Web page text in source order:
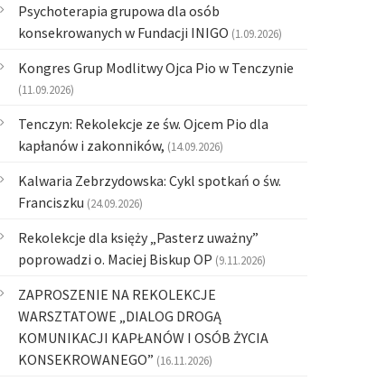
Psychoterapia grupowa dla osób
konsekrowanych w Fundacji INIGO (1.09.2026)
Kongres Grup Modlitwy Ojca Pio w Tenczynie
(11.09.2026)
Tenczyn: Rekolekcje ze św. Ojcem Pio dla
kapłanów i zakonników, (14.09.2026)
Kalwaria Zebrzydowska: Cykl spotkań o św.
Franciszku (24.09.2026)
Rekolekcje dla księży „Pasterz uważny”
poprowadzi o. Maciej Biskup OP (9.11.2026)
ZAPROSZENIE NA REKOLEKCJE
WARSZTATOWE „DIALOG DROGĄ
KOMUNIKACJI KAPŁANÓW I OSÓB ŻYCIA
KONSEKROWANEGO” (16.11.2026)